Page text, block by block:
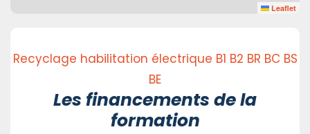
Leaflet
Recyclage habilitation électrique B1 B2 BR BC BS
BE
Les financements de la
formation